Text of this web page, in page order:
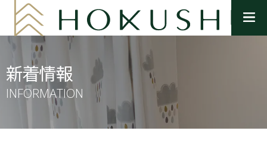
ニ
新着情報
INFORMATION